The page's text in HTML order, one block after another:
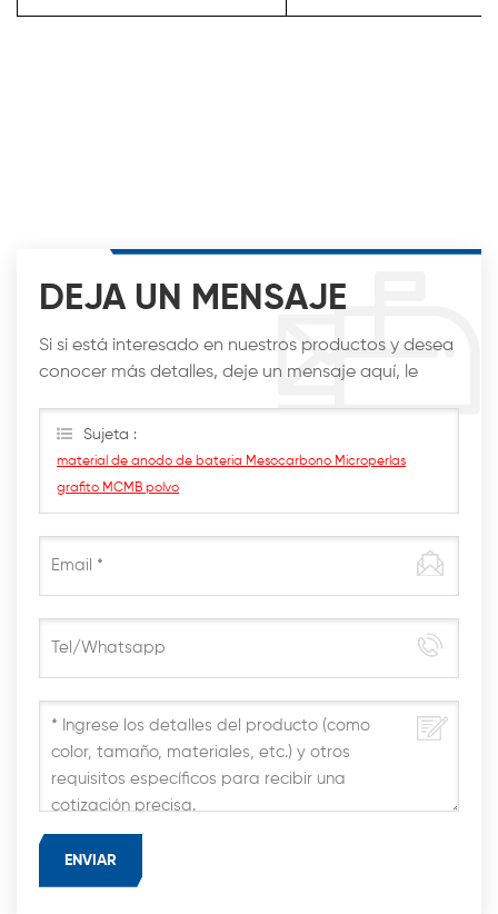
DEJA UN MENSAJE
Si si está interesado en nuestros productos y desea
conocer más detalles, deje un mensaje aquí, le
Sujeta :
material de anodo de bateria Mesocarbono Microperlas
grafito MCMB polvo